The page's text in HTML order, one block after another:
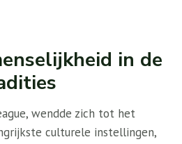
in de
wendde zich tot het
culturele instellingen,